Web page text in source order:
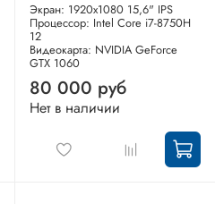
Экран: 1920x1080 15,6" IPS
Процессор: Intel Core i7-8750H
12
Видеокарта: NVIDIA GeForce
GTX 1060
80 000 руб
Нет в наличии